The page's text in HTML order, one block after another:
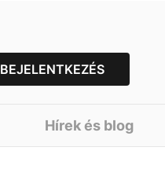
BEJELENTKEZÉS
Hírek és blog